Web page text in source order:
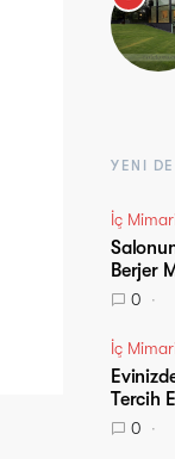
YENI
İç
Berjer
0
İç
Tercih
0